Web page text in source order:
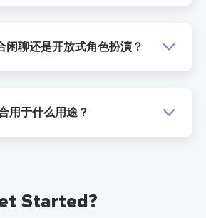
闲聊还是开放式角色扮演？
用于什么用途？
Started?